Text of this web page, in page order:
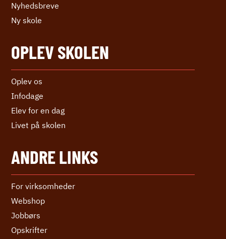
Nyhedsbreve
Ny skole
OPLEV SKOLEN
Oplev os
Infodage
Elev for en dag
Livet på skolen
ANDRE LINKS
For virksomheder
Webshop
Jobbørs
Opskrifter